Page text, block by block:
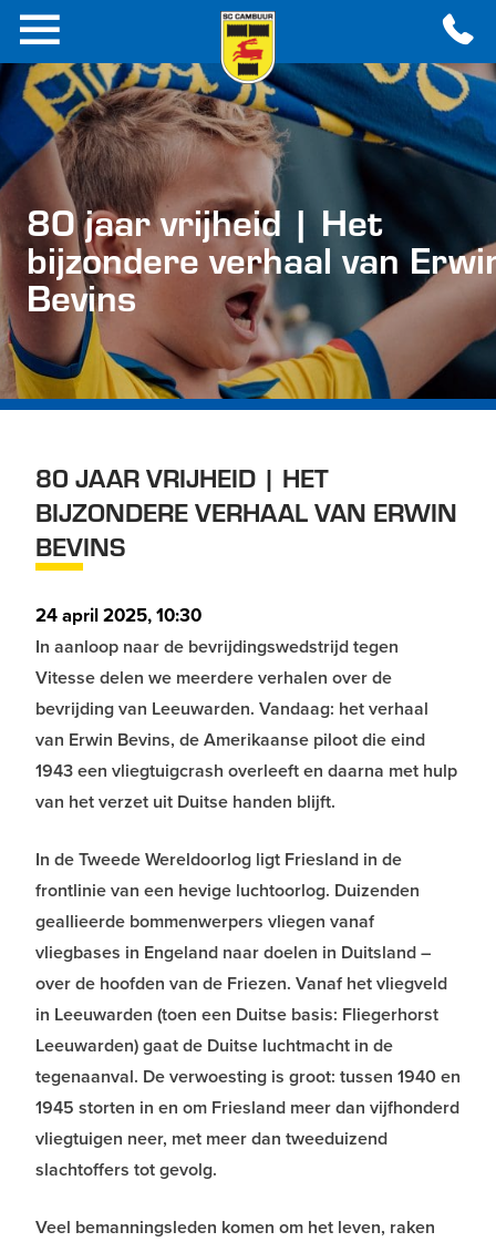
80 jaar vrijheid | Het
bijzondere verhaal van
Bevins
80 JAAR VRIJHEID | HET
BIJZONDERE VERHAAL VAN ERWIN
BEVINS
24 april 2025, 10:30
In aanloop naar de bevrijdingswedstrijd tegen
Vitesse delen we meerdere verhalen over de
bevrijding van Leeuwarden. Vandaag: het verhaal
van Erwin Bevins, de Amerikaanse piloot die eind
1943 een vliegtuigcrash overleeft en daarna met hulp
van het verzet uit Duitse handen blijft.
In de Tweede Wereldoorlog ligt Friesland in de
frontlinie van een hevige luchtoorlog. Duizenden
geallieerde bommenwerpers vliegen vanaf
vliegbases in Engeland naar doelen in Duitsland –
over de hoofden van de Friezen. Vanaf het vliegveld
in Leeuwarden (toen een Duitse basis: Fliegerhorst
Leeuwarden) gaat de Duitse luchtmacht in de
tegenaanval. De verwoesting is groot: tussen 1940 en
1945 storten in en om Friesland meer dan vijfhonderd
vliegtuigen neer, met meer dan tweeduizend
slachtoffers tot gevolg.
Veel bemanningsleden komen om het leven, raken